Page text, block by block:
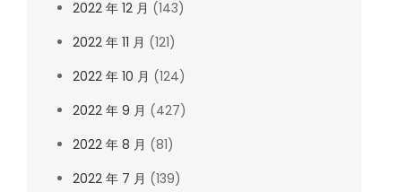
2022 年 12 月 (143)
2022 年 11 月 (121)
2022 年 10 月 (124)
2022 年 9 月 (427)
2022 年 8 月 (81)
2022 年 7 月 (139)